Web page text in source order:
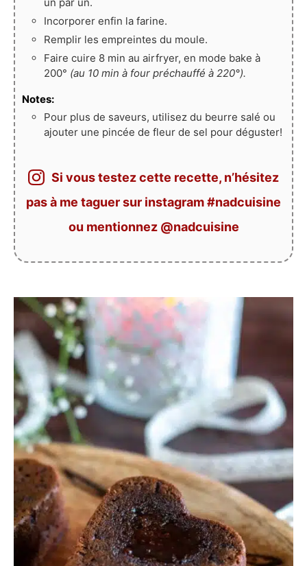
un par un.
Incorporer enfin la farine.
Remplir les empreintes du moule.
Faire cuire 8 min au airfryer, en mode bake à
200° (au 10 min à four préchauffé à 220°).
Notes:
Pour plus de saveurs, utilisez du beurre salé ou
ajouter une pincée de fleur de sel pour déguster!
Si vous testez cette recette, n’hésitez
pas à me taguer sur instagram #nadcuisine
ou mentionnez @nadcuisine